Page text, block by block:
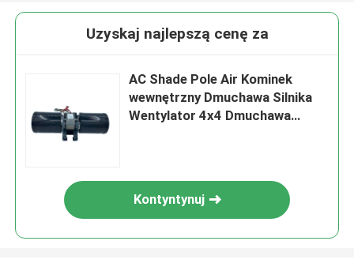
Uzyskaj najlepszą cenę za
AC Shade Pole Air Kominek
wewnętrzny Dmuchawa Silnika
Wentylator 4x4 Dmuchawa
Kontyntynuj